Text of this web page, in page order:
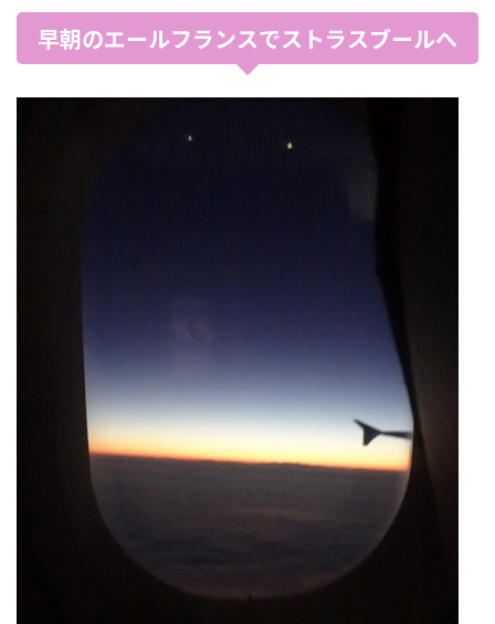
早朝のエールフランスでストラスブールへ